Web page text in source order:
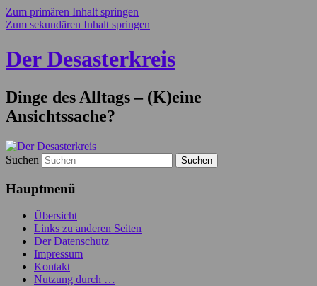
Zum primären Inhalt springen
Zum sekundären Inhalt springen
Der Desasterkreis
Dinge des Alltags – (K)eine
Ansichtssache?
Suchen
Hauptmenü
Übersicht
Links zu anderen Seiten
Der Datenschutz
Impressum
Kontakt
Nutzung durch …